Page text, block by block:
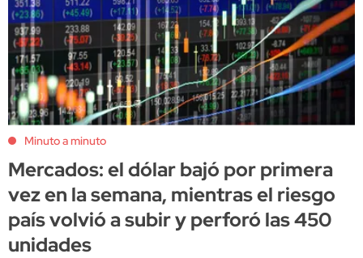
Minuto a minuto
Mercados: el dólar bajó por primera
vez en la semana, mientras el riesgo
país volvió a subir y perforó las 450
unidades